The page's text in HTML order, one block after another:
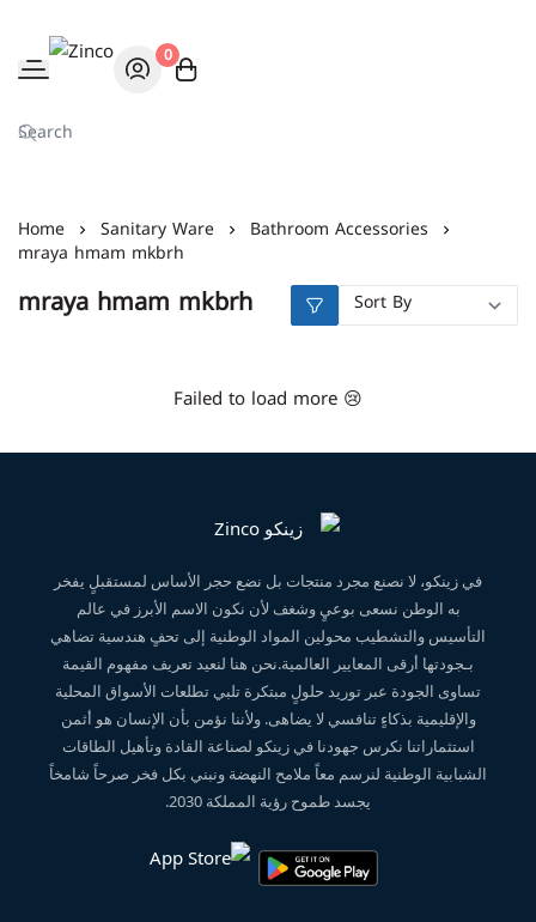
Zinco
0
Home Sanitary Ware Bathroom Accessories
mraya hmam mkbrh
mraya hmam mkbrh
Failed to load more 😢
في زينكو، لا نصنع مجرد منتجات بل نضع حجر الأساس لمستقبلٍ يفخر
به الوطن نسعى بوعيٍ وشغف لأن نكون الاسم الأبرز في عالم
التأسيس والتشطيب محولين المواد الوطنية إلى تحفٍ هندسية تضاهي
بـجودتها أرقى المعايير العالمية.نحن هنا لنعيد تعريف مفهوم القيمة
تساوى الجودة عبر توريد حلولٍ مبتكرة تلبي تطلعات الأسواق المحلية
والإقليمية بذكاءٍ تنافسي لا يضاهى. ولأننا نؤمن بأن الإنسان هو أثمن
استثماراتنا نكرس جهودنا في زينكو لصناعة القادة وتأهيل الطاقات
الشبابية الوطنية لنرسم معاً ملامح النهضة ونبني بكل فخر صرحاً شامخاً
يجسد طموح رؤية المملكة 2030.